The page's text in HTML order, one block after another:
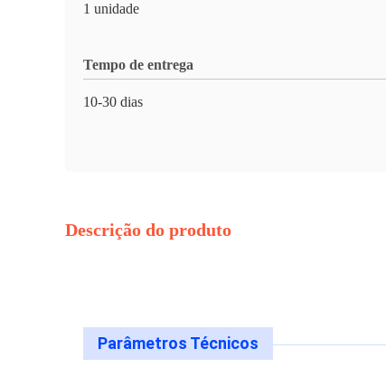
1 unidade
Tempo de entrega
10-30 dias
Descrição do produto
Parâmetros Técnicos